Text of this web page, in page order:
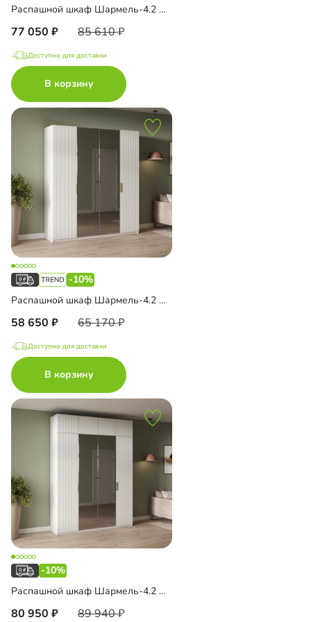
Распашной шкаф Шармель-4.2 Лайф с антресолью
77 050 85 610
Доступно для доставки
В корзину
-10%
Распашной шкаф Шармель-4.2 Лайф с зеркалом
58 650 65 170
Доступно для доставки
В корзину
-10%
Распашной шкаф Шармель-4.2 Лайф с зеркалом и антресолью
80 950 89 940